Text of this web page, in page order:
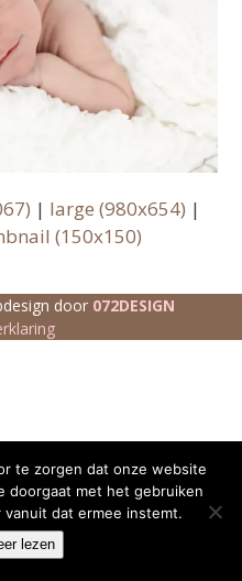
| large (980x654) |
(150x150)
door 072DESIGN
te zorgen dat onze website
doorgaat met het gebruiken
dat ermee instemt.
lezen